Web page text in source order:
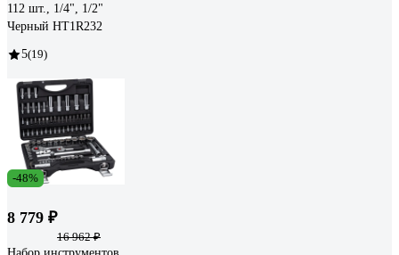
112 шт., 1/4", 1/2"
Черный HT1R232
5(19)
-48%
8 779 ₽
16 962 ₽